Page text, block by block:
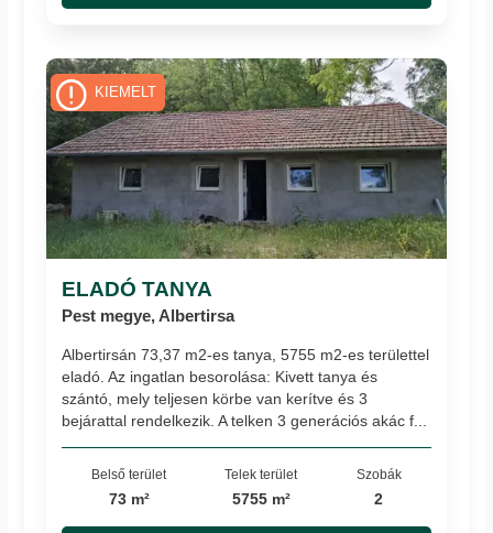
ELADÓ TANYA
Pest megye, Albertirsa
Albertirsán 73,37 m2-es tanya, 5755 m2-es területtel
eladó. Az ingatlan besorolása: Kivett tanya és
szántó, mely teljesen körbe van kerítve és 3
bejárattal rendelkezik. A telken 3 generációs akác f...
Belső terület
73 m²
Telek terület
5755 m²
Szobák
2
KIEMELT